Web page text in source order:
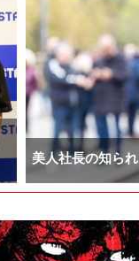
美人社長の知ら